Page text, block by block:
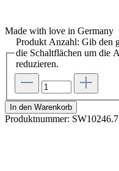
Made with love in Germany
Produkt Anzahl: Gib den
die Schaltflächen um die
reduzieren.
In den Warenkorb
Produktnummer: SW10246.7